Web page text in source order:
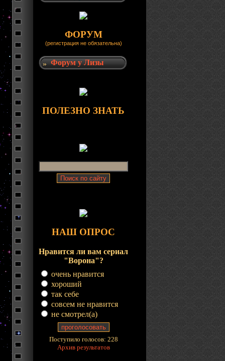
ФОРУМ
(регистрация не обязательна)
Форум у Лизы
ПОЛЕЗНО ЗНАТЬ
НАШ ОПРОС
Нравится ли вам сериал
"Ворона"?
очень нравится
хороший
так себе
совсем не нравится
не смотрел(a)
Поступило голосов: 228
Архив результатов